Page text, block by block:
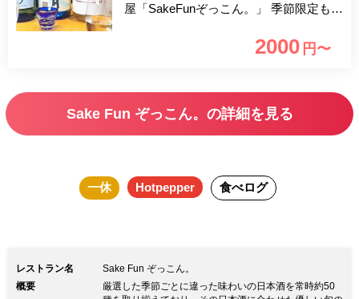
屋「SakeFunぞっこん。」 季節限定もの
り揃えており、季節ごとに違った味わい
様の好みやお料理に合わせた日本酒をス
タッフが選んで提供。まさに日本酒好き
2000 円〜
Sake Fun ぞっこん。の詳細を見る
一休 Hotpepper 食べログ
レストラン名
Sake Fun ぞっこん。
概要
厳選した季節ごとに違った味わいの日本酒を常時約50